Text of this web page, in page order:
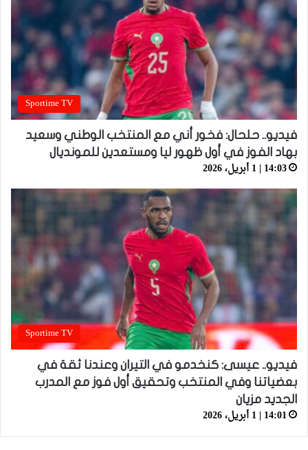
Sportime TV
فيديو.. حلحال: فخور أني مع المنتخب الوطني وسعيد
بهاد الفوز في أول ظهور ليا ومستعدين للمونديال
14:03 | 1 أبريل، 2026
Sportime TV
فيديو.. عيسى: كنخدمو في التيران وعندنا ثقة في
بعضياتنا وفي المنتخب وتحقيق أول فوز مع المدرب
الجديد مزيان
14:01 | 1 أبريل، 2026